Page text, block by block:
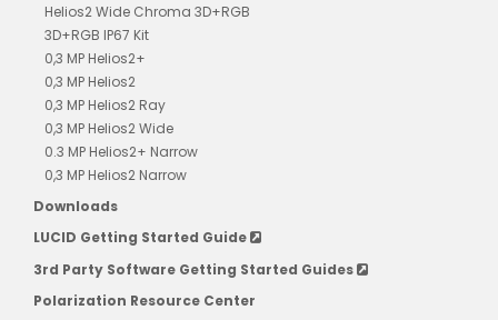
Helios2 Wide Chroma 3D+RGB
3D+RGB IP67 Kit
0,3 MP Helios2+
0,3 MP Helios2
0,3 MP Helios2 Ray
0,3 MP Helios2 Wide
0.3 MP Helios2+ Narrow
0,3 MP Helios2 Narrow
Downloads
LUCID Getting Started Guide
3rd Party Software Getting Started Guides
Polarization Resource Center